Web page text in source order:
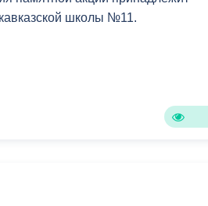
Противодействие коррупции
школы №11.